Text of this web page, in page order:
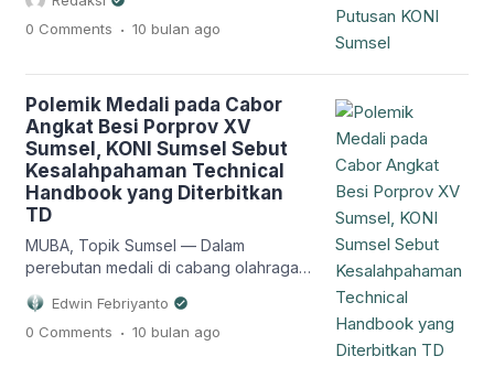
yang dinilai menyalahi aturan mendapat
reaksi keras dari Pengurus Provinsi
Seluruh Indonesia (PABSI) Sumsel. Hal
ini bermula saat peraihan medali cabor
angkat besi di ajang PORPROV XV
Sumsel di Muba, yang mana semula
berdasarkan Technical Handbook […]
0 Comments . 10 bulan ago
Polemik Medali pada Cabor
Angkat Besi Porprov XV
Sumsel, KONI Sumsel Sebut
Kesalahpahaman Technical
Handbook yang Diterbitkan
TD
MUBA, Topik Sumsel — Dalam
perebutan medali di cabang olahraga
Porprov XV Sumsel di Kabupaten Musi
Banyuasin (Muba) terjadi pelemik antar
Edwin Febriyanto
0 Comments . 10 bulan ago